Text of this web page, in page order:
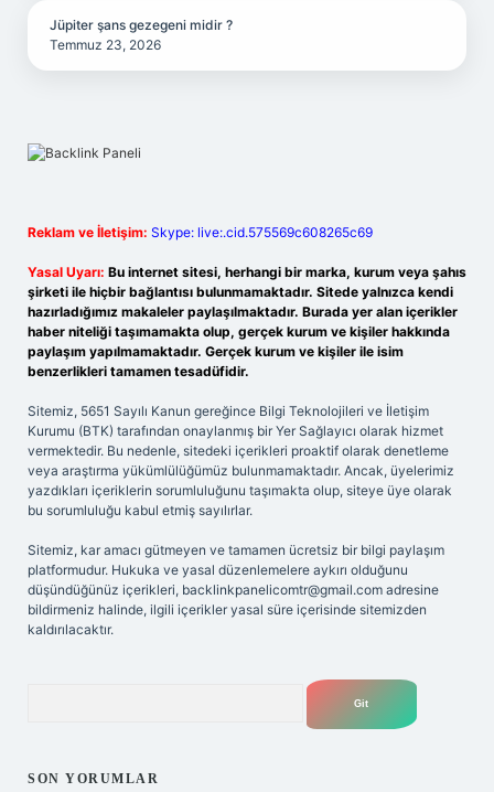
Jüpiter şans gezegeni midir ?
Temmuz 23, 2026
Reklam ve İletişim: Skype: live:.cid.575569c608265c69
Yasal Uyarı: Bu internet sitesi, herhangi bir marka, kurum veya şahıs
şirketi ile hiçbir bağlantısı bulunmamaktadır. Sitede yalnızca kendi
hazırladığımız makaleler paylaşılmaktadır. Burada yer alan içerikler
haber niteliği taşımamakta olup, gerçek kurum ve kişiler hakkında
paylaşım yapılmamaktadır. Gerçek kurum ve kişiler ile isim
benzerlikleri tamamen tesadüfidir.
Sitemiz, 5651 Sayılı Kanun gereğince Bilgi Teknolojileri ve İletişim
Kurumu (BTK) tarafından onaylanmış bir Yer Sağlayıcı olarak hizmet
vermektedir. Bu nedenle, sitedeki içerikleri proaktif olarak denetleme
veya araştırma yükümlülüğümüz bulunmamaktadır. Ancak, üyelerimiz
yazdıkları içeriklerin sorumluluğunu taşımakta olup, siteye üye olarak
bu sorumluluğu kabul etmiş sayılırlar.
Sitemiz, kar amacı gütmeyen ve tamamen ücretsiz bir bilgi paylaşım
platformudur. Hukuka ve yasal düzenlemelere aykırı olduğunu
düşündüğünüz içerikleri, backlinkpanelicomtr@gmail.com adresine
bildirmeniz halinde, ilgili içerikler yasal süre içerisinde sitemizden
kaldırılacaktır.
SON YORUMLAR